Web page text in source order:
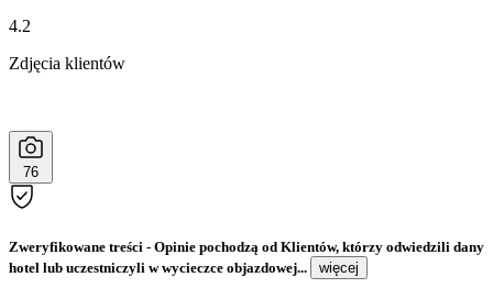
4.2
Zdjęcia klientów
76
Zweryfikowane treści - Opinie pochodzą od Klientów, którzy odwiedzili dany
hotel lub uczestniczyli w wycieczce objazdowej...
więcej